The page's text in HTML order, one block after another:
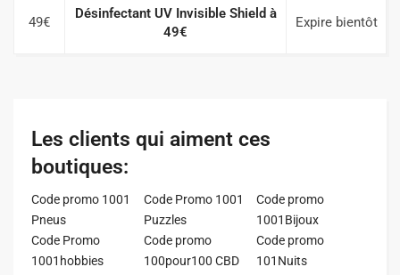
49€
Désinfectant UV Invisible Shield à
49€
Expire bientôt
Les clients qui aiment ces
boutiques:
Code promo 1001
Pneus
Code Promo 1001
Puzzles
Code promo
1001Bijoux
Code Promo
1001hobbies
Code promo
100pour100 CBD
Code promo
101Nuits